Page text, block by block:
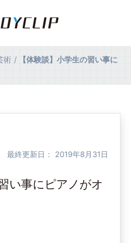
術
【体験談】小学生の習い事に
最終更新日： 2019年8月31日
い事にピアノがオ